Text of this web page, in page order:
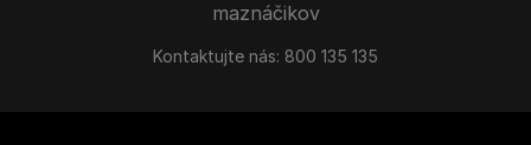
maznáčikov
Kontaktujte nás: 800 135 135